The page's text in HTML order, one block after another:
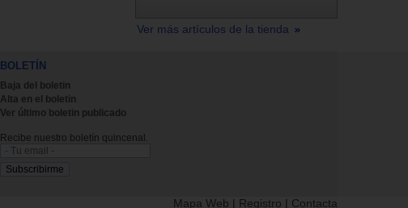
Ver más artículos de la tienda
BOLETÍN
Baja del boletin
Alta en el boletin
Ver último boletin publicado
Recibe nuestro boletín quincenal.
Mapa Web | Registro | Contacta